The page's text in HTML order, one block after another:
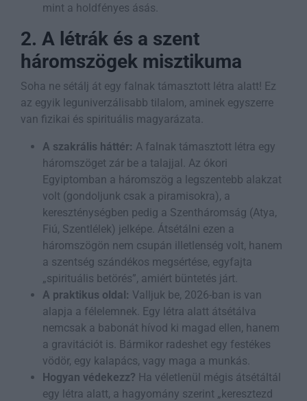
mint a holdfényes ásás.
2. A létrák és a szent
háromszögek misztikuma
Soha ne sétálj át egy falnak támasztott létra alatt! Ez
az egyik leguniverzálisabb tilalom, aminek egyszerre
van fizikai és spirituális magyarázata.
A szakrális háttér: A falnak támasztott létra egy
háromszöget zár be a talajjal. Az ókori
Egyiptomban a háromszög a legszentebb alakzat
volt (gondoljunk csak a piramisokra), a
kereszténységben pedig a Szentháromság (Atya,
Fiú, Szentlélek) jelképe. Átsétálni ezen a
háromszögön nem csupán illetlenség volt, hanem
a szentség szándékos megsértése, egyfajta
„spirituális betörés”, amiért büntetés járt.
A praktikus oldal: Valljuk be, 2026-ban is van
alapja a félelemnek. Egy létra alatt átsétálva
nemcsak a babonát hívod ki magad ellen, hanem
a gravitációt is. Bármikor radeshet egy festékes
vödör, egy kalapács, vagy maga a munkás.
Hogyan védekezz? Ha véletlenül mégis átsétáltál
egy létra alatt, a hagyomány szerint „keresztezd